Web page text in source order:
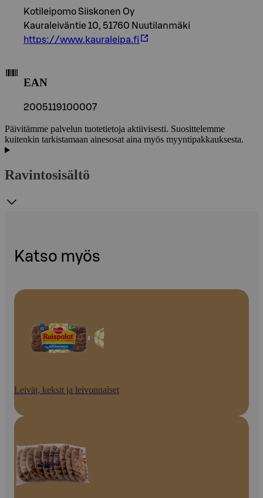
Kotileipomo Siiskonen Oy
Kauraleiväntie 10, 51760 Nuutilanmäki
https://www.kauraleipa.fi
EAN
2005119100007
Päivitämme palvelun tuotetietoja aktiivisesti. Suosittelemme
kuitenkin tarkistamaan ainesosat aina myös myyntipakkauksesta.
Ravintosisältö
Katso myös
Leivät, keksit ja leivonnaiset